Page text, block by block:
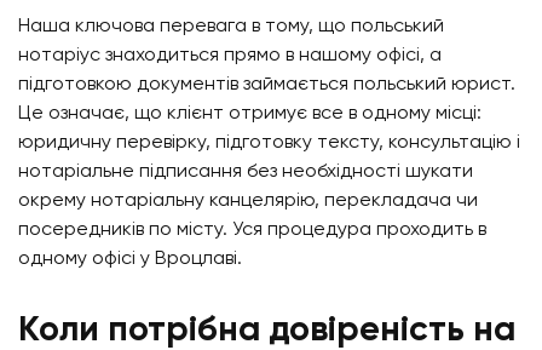
Наша ключова перевага в тому, що польський
нотаріус знаходиться прямо в нашому офісі, а
підготовкою документів займається польський юрист.
Це означає, що клієнт отримує все в одному місці:
юридичну перевірку, підготовку тексту, консультацію і
нотаріальне підписання без необхідності шукати
окрему нотаріальну канцелярію, перекладача чи
посередників по місту. Уся процедура проходить в
одному офісі у Вроцлаві.
Коли потрібна довіреність на